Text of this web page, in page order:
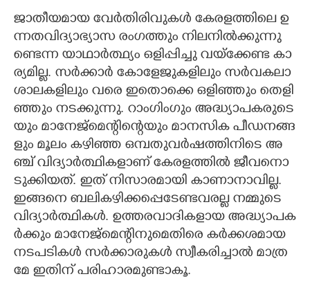
ജാ​തീ​യ​മാ​യ​ ​വേ​ർ​തി​​​രി​​​വു​ക​ൾ​ ​കേ​ര​ള​ത്തി​​​ലെ​ ​ഉ​
ന്ന​ത​വി​​​ദ്യാ​ഭ്യാ​സ​ ​രം​ഗ​ത്തും​ ​നി​​​ല​നി​​​ൽ​ക്കു​ന്നു​
ണ്ടെ​ന്ന​ ​യാ​ഥാ​ർ​ത്ഥ്യം​ ​ഒ​ളി​​​പ്പി​​​ച്ചു​ ​വ​യ്ക്കേ​ണ്ട​ ​കാ​
ര്യ​മി​​​ല്ല.​ ​സ​ർ​ക്കാ​ർ​ ​കോ​ളേ​ജു​ക​ളി​​​ലും​ ​സ​ർ​വ​ക​ലാ​
ശാ​ല​ക​ളി​​​ലും​ ​വ​രെ​ ​ഇ​തൊ​ക്കെ​ ​ഒ​ളി​​​ഞ്ഞും​ ​തെ​ളി​​​
ഞ്ഞും​ ​ന​ട​ക്കു​ന്നു.​ റാം​ഗിം​ഗും ​അ​ദ്ധ്യാ​പ​ക​രു​ടെ​
യും​ ​മാ​നേ​ജ്മെ​ന്റി​​​ന്റെ​യും​ ​മാ​ന​സി​​​ക​ ​പീ​ഡ​ന​ങ്ങ​
ളും​ ​മൂ​ലം​ ​ക​ഴി​​​ഞ്ഞ​ ​ഒ​മ്പ​തു​വ​ർ​ഷ​ത്തി​​​നി​​​ടെ​ ​അ​
ഞ്ച് ​വി​​​ദ്യാ​ർ​ത്ഥി​​​ക​ളാ​ണ് ​കേ​ര​ള​ത്തി​​​ൽ​ ​ജീ​വ​നൊ​
ടു​ക്കി​​​യ​ത്.​ ​ഇ​ത് ​നി​​​സാ​ര​മാ​യി​​​ ​കാ​ണാ​നാ​വി​​​ല്ല.​ ​
ഇ​ങ്ങ​നെ​ ​ബ​ലി​​​ക​ഴി​​​ക്ക​പ്പെ​ടേ​ണ്ട​വ​ര​ല്ല​ ​ന​മ്മു​ടെ​ ​
വി​​​ദ്യാ​ർ​ത്ഥി​​​ക​ൾ.​ ​ഉ​ത്ത​ര​വാ​ദി​​​ക​ളാ​യ​ ​അ​ദ്ധ്യാ​പ​ക​
ർ​ക്കും​ ​മാ​നേ​ജ്മെ​ന്റി​​​നു​മെ​തി​​​രെ​ ​ക​ർ​ക്ക​ശ​മാ​യ​ ​
ന​ട​പ​ടി​​​ക​ൾ​ ​സ​ർ​ക്കാ​രു​ക​ൾ​ ​സ്വീ​ക​രി​​​ച്ചാ​ൽ​ ​മാ​ത്ര​
മേ​ ​ഇ​തി​​​ന് ​പ​രി​​​ഹാ​ര​മു​ണ്ടാ​കൂ.​ ​